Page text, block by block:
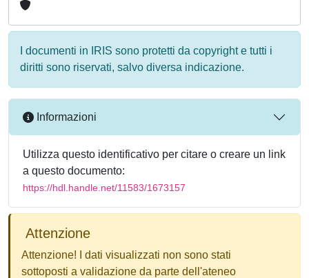
I documenti in IRIS sono protetti da copyright e tutti i
diritti sono riservati, salvo diversa indicazione.
Informazioni
Utilizza questo identificativo per citare o creare un link
a questo documento:
https://hdl.handle.net/11583/1673157
Attenzione
Attenzione! I dati visualizzati non sono stati
sottoposti a validazione da parte dell'ateneo